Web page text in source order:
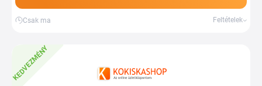
Csak ma Feltételek
KEDVEZMÉNY